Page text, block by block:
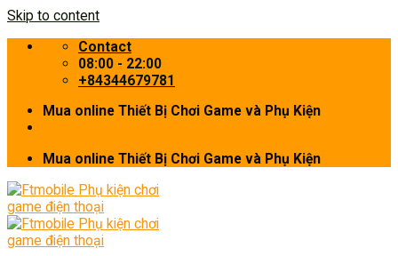
Skip to content
Contact
08:00 - 22:00
+84344679781
Mua online Thiết Bị Chơi Game và Phụ Kiện
Mua online Thiết Bị Chơi Game và Phụ Kiện